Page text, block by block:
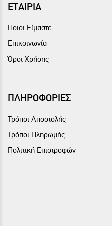
ΕΤΑΙΡΙΑ
Ποιοι Είμαστε
Επικοινωνία
Όροι Χρήσης
ΠΛΗΡΟΦΟΡΙΕΣ
Τρόποι Αποστολής
Τρόποι Πληρωμής
Πολιτική Επιστροφών